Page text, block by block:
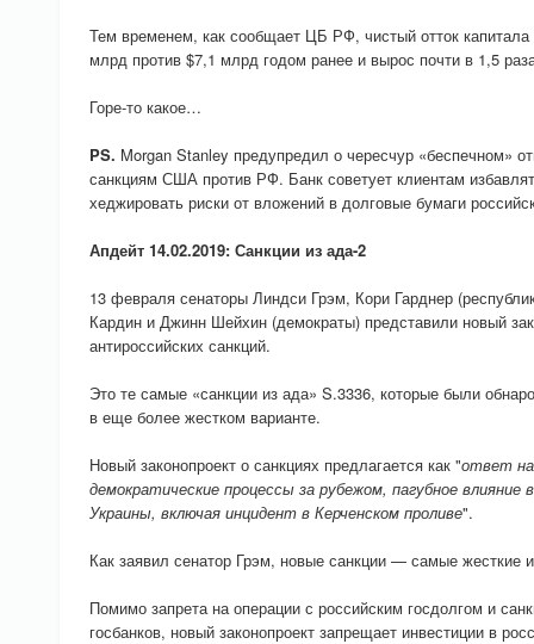
Тем временем, как сообщает ЦБ РФ, чистый отток капитала
млрд против $7,1 млрд годом ранее и вырос почти в 1,5
Горе-то какое…
PS. Morgan Stanley предупредил о чересчур «беспечном»
санкциям США против РФ. Банк советует клиентам
хеджировать риски от вложений в долговые бумаги
Апдейт 14.02.2019: Санкции из ада-2
13 февраля сенаторы Линдси Грэм, Кори Гарднер
Кардин и Джинн Шейхин (демократы) представили новый
антироссийских санкций.
Это те самые «санкции из ада» S.3336, которые были
в еще более жестком варианте.
Новый законопроект о санкциях предлагается как "ответ
демократические процессы за рубежом, пагубное влияние
Украины, включая инцидент в Керченском проливе".
Как заявил сенатор Грэм, новые санкции — самые жесткие
Помимо запрета на операции с российским госдолгом и
госбанков, новый законопроект запрещает инвестиции в